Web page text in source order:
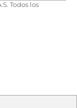
Todos los